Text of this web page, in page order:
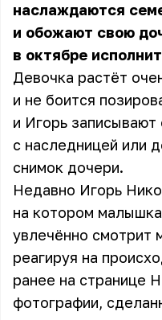
наслаждаются
и обожают свою
в октябре
Девочка растёт
и не боится
и Игорь
с наследницей или
снимок дочери.
Недавно Игорь
на котором
увлечённо смотрит
реагируя на
ранее на странице
фотографии,